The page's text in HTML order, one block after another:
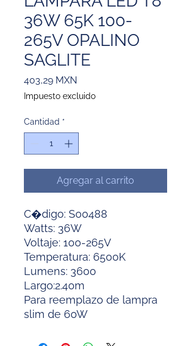
36W 65K 100-
265V OPALINO
SAGLITE
403,29 MXN
Impuesto excluido
Cantidad *
Agregar al carrito
C�digo: S00488
Watts: 36W
Voltaje: 100-265V
Temperatura: 6500K
Lumens: 3600
Largo:2.40m
Para reemplazo de lampra
slim de 60W